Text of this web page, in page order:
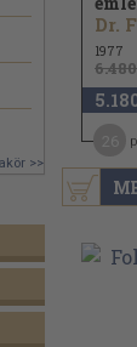
>>
1977